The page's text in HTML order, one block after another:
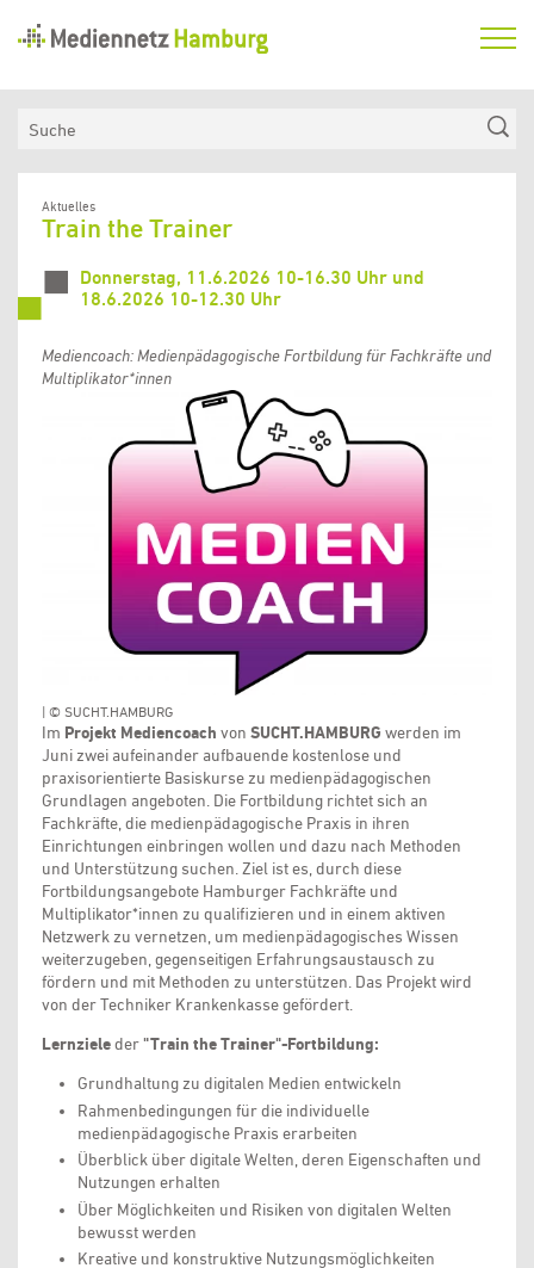
Hamburg
Aktuelles
Medienkompetenzfonds
Verein
Aktuelles
Train the Trainer
Donnerstag, 11.6.2026 10-16.30 Uhr und
18.6.2026 10-12.30 Uhr
Mediencoach: Medienpädagogische Fortbildung für Fachkräfte und
Multiplikator*innen
Im Projekt Mediencoach von SUCHT.HAMBURG werden im
Juni zwei aufeinander aufbauende kostenlose und
praxisorientierte Basiskurse zu medienpädagogischen
Grundlagen angeboten. Die Fortbildung richtet sich an
Fachkräfte, die medienpädagogische Praxis in ihren
Einrichtungen einbringen wollen und dazu nach Methoden
und Unterstützung suchen. Ziel ist es, durch diese
Fortbildungsangebote Hamburger Fachkräfte und
Multiplikator*innen zu qualifizieren und in einem aktiven
Netzwerk zu vernetzen, um medienpädagogisches Wissen
weiterzugeben, gegenseitigen Erfahrungsaustausch zu
fördern und mit Methoden zu unterstützen. Das Projekt wird
von der Techniker Krankenkasse gefördert.
Lernzieleder"Train the Trainer"-Fortbildung:
Grundhaltung zu digitalen Medien entwickeln
Rahmenbedingungen für die individuelle
medienpädagogische Praxis erarbeiten
Überblick über digitale Welten, deren Eigenschaften und
Nutzungen erhalten
Über Möglichkeiten und Risiken von digitalen Welten
bewusst werden
Kreative und konstruktive Nutzungsmöglichkeiten
| © SUCHT.HAMBURG